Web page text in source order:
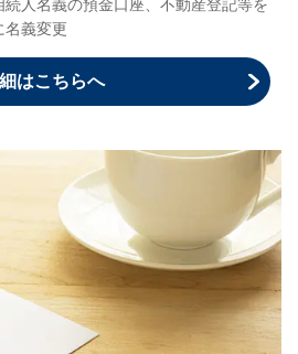
人名義の預金口座、不動産登記等を
名義変更
はこちらへ